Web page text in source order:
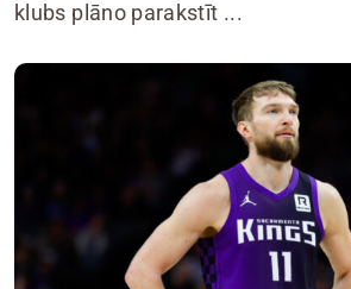
klubs plāno parakstīt ...